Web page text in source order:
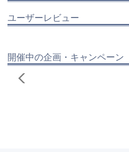
ユーザーレビュー
開催中の企画・キャンペーン